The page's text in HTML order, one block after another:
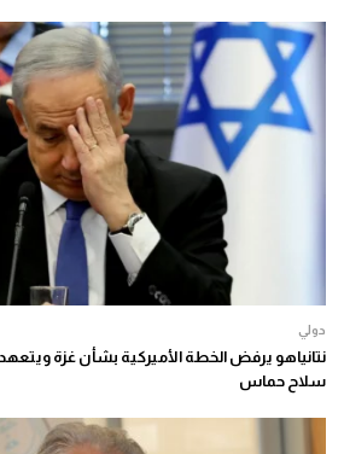
دولي
نتانياهو يرفض الخطة الأميركية بشأن غزة
سلاح حماس